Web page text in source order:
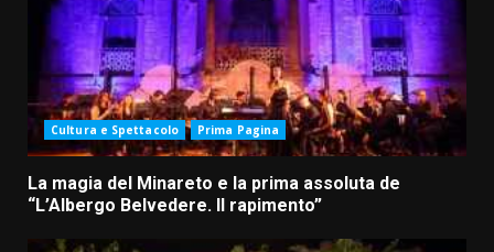
Cultura e Spettacolo Prima Pagina
La magia del Minareto e la prima assoluta de
“L’Albergo Belvedere. Il rapimento”